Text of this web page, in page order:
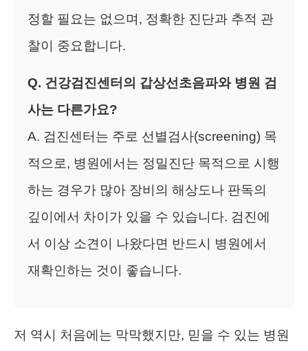
정할 필요는 없으며, 정확한 진단과 추적 관
찰이 중요합니다.
Q. 건강검진센터의 갑상선초음파와 병원 검
사는 다른가요?
A. 검진센터는 주로 선별검사(screening) 목
적으로, 병원에서는 정밀진단 목적으로 시행
하는 경우가 많아 장비의 해상도나 판독의
깊이에서 차이가 있을 수 있습니다. 검진에
서 이상 소견이 나왔다면 반드시 병원에서
재확인하는 것이 좋습니다.
저 역시 처음에는 막막했지만, 믿을 수 있는 병원